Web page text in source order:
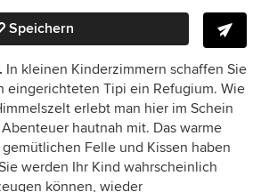
Speichern
In kleinen Kinderzimmern schaffen Sie
eingerichteten Tipi ein Refugium. Wie
erlebt man hier im Schein
hautnah mit. Das warme
Felle und Kissen haben
werden Ihr Kind wahrscheinlich
können, wieder